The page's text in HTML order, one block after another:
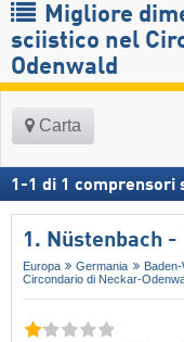
Migliore
sciistico nel
Odenwald
Carta
1 -1 di 1 comprensori
1. Nüstenbach -
Europa Germania
Circondario di Neckar-